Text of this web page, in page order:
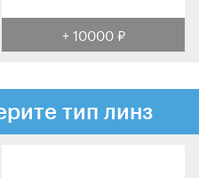
+ 10000 ₽
тип линз